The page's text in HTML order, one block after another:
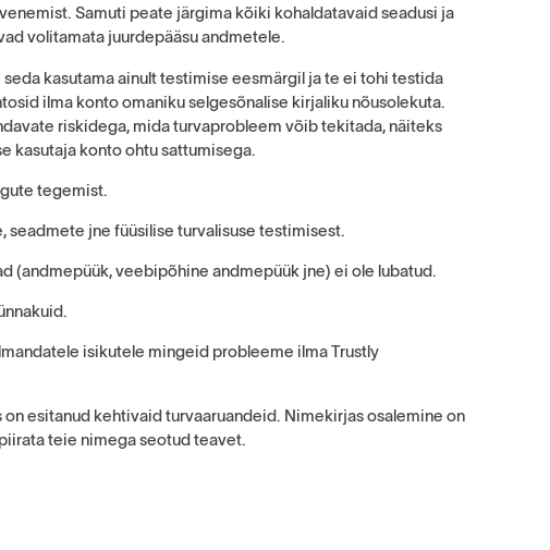
Samuti peate järgima kõiki kohaldatavaid seadusi ja
volitamata juurdepääsu andmetele.
kasutama ainult testimise eesmärgil ja te ei tohi testida
ilma konto omaniku selgesõnalise kirjaliku nõusolekuta.
riskidega, mida turvaprobleem võib tekitada, näiteks
kasutaja konto ohtu sattumisega.
tegemist.
seadmete jne füüsilise turvalisuse testimisest.
(andmepüük, veebipõhine andmepüük jne) ei ole lubatud.
isikutele mingeid probleeme ilma Trustly
esitanud kehtivaid turvaaruandeid. Nimekirjas osalemine on
teie nimega seotud teavet.